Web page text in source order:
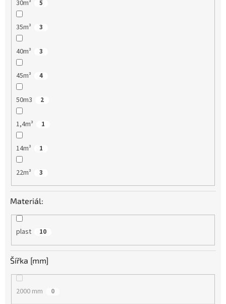
30m³ 5
35m³ 3
40m³ 3
45m³ 4
50m3 2
1,4m³ 1
14m³ 1
22m³ 3
Materiál:
plast 10
Šířka [mm]
2000 mm 0